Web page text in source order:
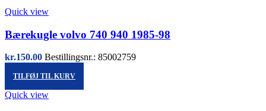
Quick view
Bærekugle volvo 740 940 1985-98
kr.150.00 Bestillingsnr.: 85002759
TILFØJ TIL KURV
Quick view